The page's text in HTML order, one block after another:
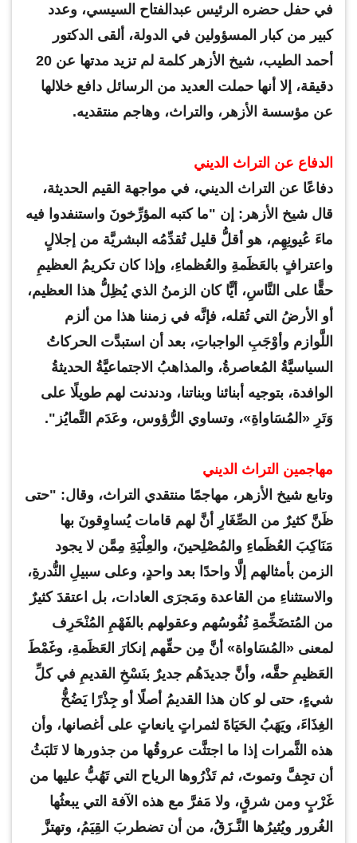
في حفل حضره الرئيس عبدالفتاح السيسي، وعدد
كبير من كبار المسؤولين في الدولة، ألقى الدكتور
أحمد الطيب، شيخ الأزهر كلمة لم تزيد مدتها عن 20
دقيقة، إلا أنها حملت العديد من الرسائل دافع خلالها
عن مؤسسة الأزهر، والتراث، وهاجم منتقديه.
الدفاع عن التراث الديني
دفاعًا عن التراث الديني، في مواجهة القيم الحديثة،
قال شيخ الأزهر: إن "ما كتبه المؤرِّخونَ واستنفدوا فيه
ماءَ عُيونِهِم، هو أقلُّ قليل تُقدِّمُه البشريَّة من إجلالٍ
واعترافٍ بالعَظَمةِ والعُظماءِ، وإذا كان تكريمُ العظيمِ
حقًّا على النَّاسِ، أيًّا كان الزمنُ الذي يُظِلُّ هذا العظيم،
أو الأرضُ التي تُقله، فإنَّه في زمننا هذا من ألزم
اللَّوازم وأوْجَبِ الواجباتِ، بعد أن استبدَّت الحركاتُ
السياسيَّةُ المُعاصرةُ، والمذاهبُ الاجتماعيَّةُ الحديثةُ
الوافدة، بتوجيه أبنائنا وبناتنا، ودندنت لهم طويلًا على
وَتَرِ «المُسَاواةِ»، وتساوي الرُّؤوس، وعَدَم التَّمايُز".
مهاجمين التراث الديني
وتابع شيخ الأزهر، مهاجمًا منتقدي التراث، وقال: "حتى
ظَنَّ كثيرٌ من الصِّغَارِ أنَّ لهم قامات يُساوِقونَ بها
مَنَاكِبَ العُظَماءِ والمُصْلِحينَ، والعِلْيَةِ مِمَّن لا يجود
الزمن بأمثالهم إلَّا واحدًا بعد واحدٍ، وعلى سبيلِ النُّدرةِ،
والاستثناءِ من القاعدة ومَجرَى العادات، بل اعتقدَ كثيرٌ
من المُتضَخِّمةِ نُفُوسُهم وعقولهم بالفَهْمِ المُنْحَرِف
لمعنى «المُسَاواة» أنَّ مِن حقِّهم إنكارَ العَظَمةِ، وغَمْطَ
العَظيمِ حقَّه، وأنَّ جديدَهُم جديرٌ بنَسْخِ القديمِ في كلِّ
شيءٍ، حتى لو كان هذا القديمُ أصلًا أو جِذْرًا يَضُخُّ
الغِذَاءَ، ويَهَبُ الحَيَاةَ لثمراتٍ يانعاتٍ على أغصانها، وأن
هذه الثَّمرات إذا ما اجتثَّت عروقُها من جذورها لا تَلبَثُ
أن تجِفَّ وتموتَ، ثم تَذْرُوها الرياح التي تَهُبُّ عليها من
غَرْبٍ ومن شرقٍ، ولا مَفرَّ مع هذه الآفة التي يبعثُها
الغُرور ويُثيرُها النَّـزَقُ، من أن تضطربَ القِيَمُ، وتهتزَّ